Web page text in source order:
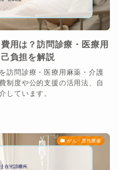
用は？訪問診療・医療用
負担を解説
訪問診療・医療用麻薬・介護
制度や公的支援の活用法、自
しています。
がん・悪性腫瘍